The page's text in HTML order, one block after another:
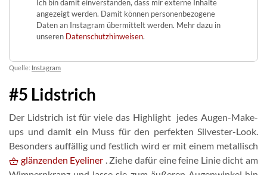
Ich bin damit einverstanden, dass mir externe Inhalte
angezeigt werden. Damit können personenbezogene
Daten an Instagram übermittelt werden. Mehr dazu in
unseren Datenschutzhinweisen.
Quelle: Instagram
#5 Lidstrich
Der Lidstrich ist für viele das Highlight jedes Augen-Make-
ups und damit ein Muss für den perfekten Silvester-Look.
Besonders auffällig und festlich wird er mit einem metallisch
glänzenden Eyeliner . Ziehe dafür eine feine Linie dicht am